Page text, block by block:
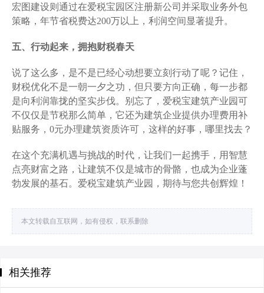
宏图建设则通过在爱税宝园区注册新公司并采取业务外包
策略，年节省税费达200万以上，利润空间显著提升。
五、行动起来，拥抱财税春天
说了这么多，是不是已经心动想要立刻行动了呢？记住，
财税优化不是一朝一夕之功，但只要方向正确，每一步都
是向利润靠拢的坚实步伐。别忘了，爱税宝建筑产业园可
不仅仅是节税那么简单，它还为建筑企业提供办理费用补
贴服务，0元办理建筑资质许可，这样的好事，哪里找去？
在这个充满机遇与挑战的时代，让我们一起携手，用智慧
点亮财富之路，让建筑不仅是城市的骨骼，也成为企业蓬
勃发展的基石。爱税宝建筑产业园，期待与您共创辉煌！
本文转载自互联网，如有侵权，联系删除
相关推荐